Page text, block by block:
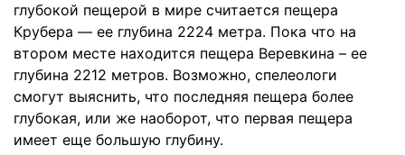
глубокой пещерой в мире считается пещера
Крубера — ее глубина 2224 метра. Пока что на
втором месте находится пещера Веревкина – ее
глубина 2212 метров. Возможно, спелеологи
смогут выяснить, что последняя пещера более
глубокая, или же наоборот, что первая пещера
имеет еще большую глубину.